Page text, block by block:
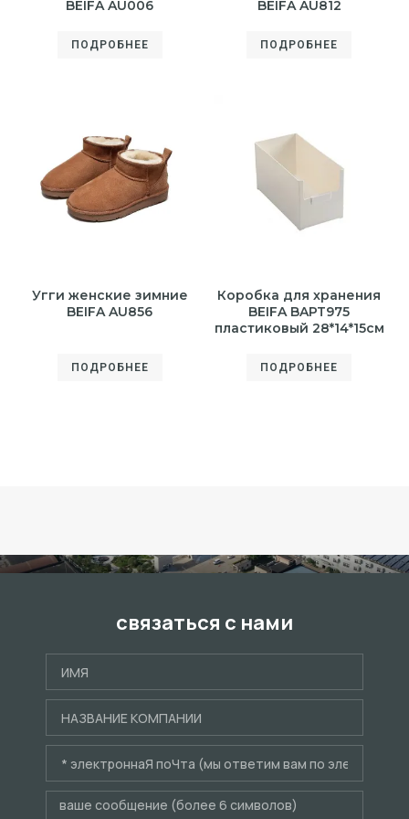
BEIFA AU006
ПОДРОБНЕЕ
BEIFA AU812
ПОДРОБНЕЕ
Угги женские зимние
BEIFA AU856
ПОДРОБНЕЕ
Коробка для хранения
BEIFA BAPT975
пластиковый 28*14*15см
ПОДРОБНЕЕ
связаться с нами